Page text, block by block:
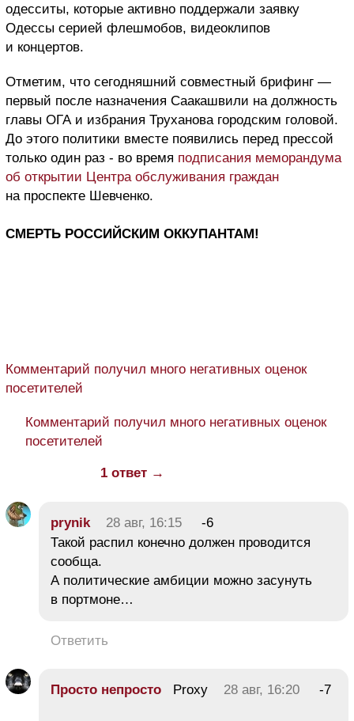
одесситы, которые активно поддержали заявку
Одессы серией флешмобов, видеоклипов
и концертов.
Отметим, что сегодняшний совместный брифинг —
первый после назначения Саакашвили на должность
главы ОГА и избрания Труханова городским головой.
До этого политики вместе появились перед прессой
только один раз - во время подписания меморандума
об открытии Центра обслуживания граждан
на проспекте Шевченко.
СМЕРТЬ РОССИЙСКИМ ОККУПАНТАМ!
Комментарий получил много негативных оценок
посетителей
Комментарий получил много негативных оценок
посетителей
1 ответ →
prynik 28 авг, 16:15
-6
Такой распил конечно должен проводится
сообща.
А политические амбиции можно засунуть
в портмоне…
Ответить
Просто непросто Proxy 28 авг, 16:20 -7